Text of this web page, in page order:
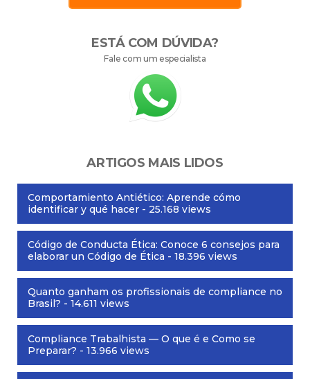
ESTÁ COM DÚVIDA?
Fale com um especialista
ARTIGOS MAIS LIDOS
Comportamiento Antiético: Aprende cómo
identificar y qué hacer - 25.168 views
Código de Conducta Ética: Conoce 6 consejos para
elaborar un Código de Ética - 18.396 views
Quanto ganham os profissionais de compliance no
Brasil? - 14.611 views
Compliance Trabalhista — O que é e Como se
Preparar? - 13.966 views